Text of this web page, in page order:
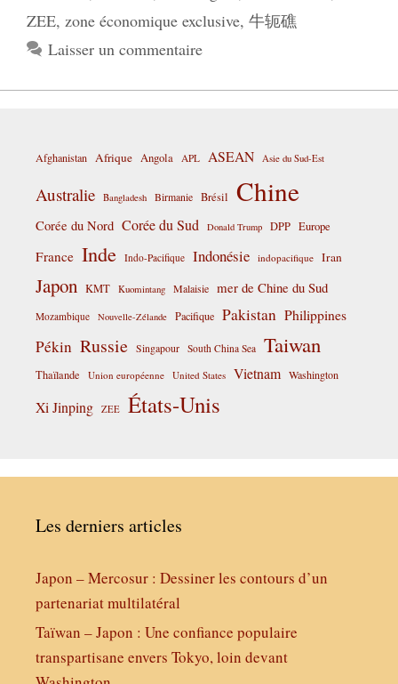
ZEE, zone économique exclusive, 牛轭礁
Laisser un commentaire
Afghanistan Afrique Angola APL ASEAN Asie du Sud-Est
Australie Bangladesh Birmanie Brésil Chine
Corée du Nord Corée du Sud Donald Trump DPP Europe
France Inde Indo-Pacifique Indonésie indopacifique Iran
Japon KMT Kuomintang Malaisie mer de Chine du Sud
Mozambique Nouvelle-Zélande Pacifique Pakistan Philippines
Pékin Russie Singapour South China Sea Taiwan
Thaïlande Union européenne United States Vietnam Washington
Xi Jinping ZEE États-Unis
Les derniers articles
Japon – Mercosur : Dessiner les contours d’un
partenariat multilatéral
Taïwan – Japon : Une confiance populaire
transpartisane envers Tokyo, loin devant